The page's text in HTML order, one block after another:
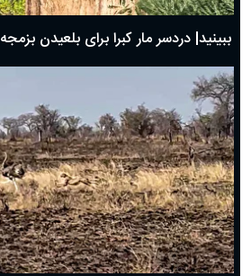
ببینید| دردسر مار کبرا برای بلعیدن بزمجه